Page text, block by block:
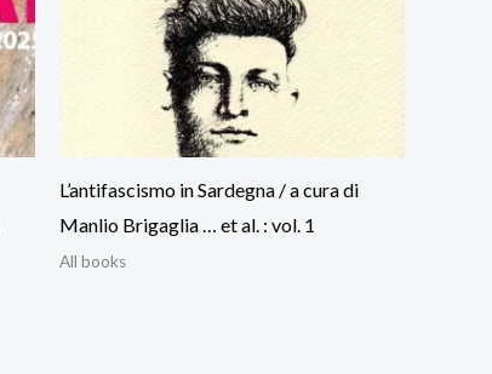
L’antifascismo in Sardegna / a cura di
Manlio Brigaglia … et al. : vol. 1
All books